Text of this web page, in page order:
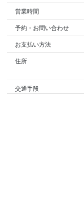
営業時間
予約・お問い合わせ
お支払い方法
住所
交通手段